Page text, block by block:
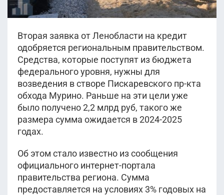
Вторая заявка от Ленобласти на кредит
одобряется региональным правительством.
Средства, которые поступят из бюджета
федерального уровня, нужны для
возведения в створе Пискаревского пр-кта
обхода Мурино. Раньше на эти цели уже
было получено 2,2 млрд руб, такого же
размера сумма ожидается в 2024-2025
годах.
Об этом стало известно из сообщения
официального интернет-портала
правительства региона. Сумма
предоставляется на условиях 3% годовых на